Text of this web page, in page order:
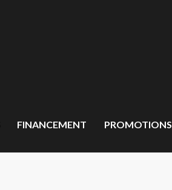
FINANCEMENT PROMOTIONS